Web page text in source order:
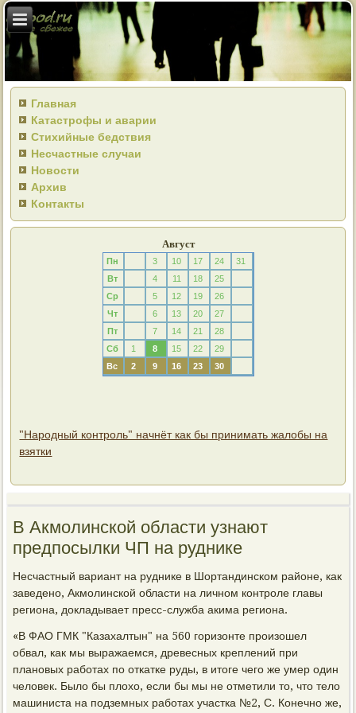
Главная
Катастрофы и аварии
Стихийные бедствия
Несчастные случаи
Новости
Архив
Контакты
Август
Пн 3 10 17 24
31
Вт
4 11 18
25
Ср
5 12 19
26
Чт
6 13 20
27
Пт
7 14 21
28
Сб
1 8 15 22
29
Вс
2 9 16 23 30
"Народный контроль" начнёт как бы принимать жалобы на
взятки
В Акмолинской области узнают
предпосылки ЧП на руднике
Несчастный вариант на руднике в Шортандинском районе, как
заведено, Акмолинской области на личном контроле главы
региона, докладывает пресс-служба акима региона.
«В ФАО ГМК "Казахалтын" на 560 горизонте произошел
обвал, как мы выражаемся, древесных креплений при
плановых работах по откатке руды, в итоге чего же умер один
человек. Было бы плохо, если бы мы не отметили то, что тело
машиниста на подземных работах участка №2, С. Конечно же,